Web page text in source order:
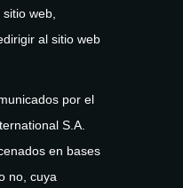
web,
al sitio web
por el
S.A.
en bases
no, cuya